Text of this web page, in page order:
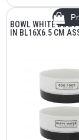
BOWL WHITE DOG
IN BL16X6.5 CM